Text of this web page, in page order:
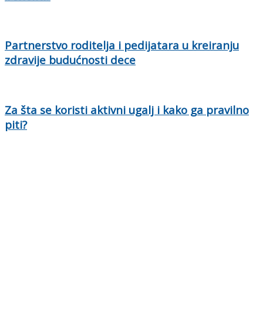
Partnerstvo roditelja i pedijatara u kreiranju
zdravije budućnosti dece
Za šta se koristi aktivni ugalj i kako ga pravilno
piti?